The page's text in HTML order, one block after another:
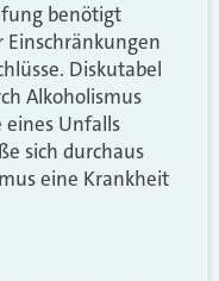
benötigt
Diskutabel
Alkoholismus
eines Unfalls
sich durchaus
eine Krankheit